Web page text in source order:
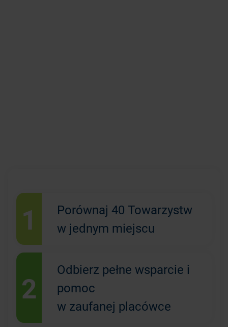
1
Porównaj 40 Towarzystw
w jednym miejscu
2
Odbierz pełne wsparcie i
pomoc
w zaufanej placówce